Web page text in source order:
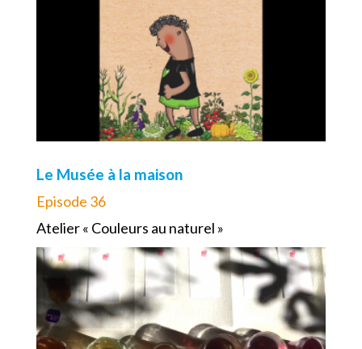
Le Musée à la maison
Episode 36
Atelier « Couleurs au naturel »